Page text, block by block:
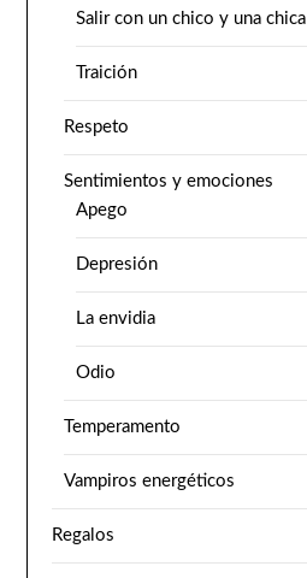
Salir con un chico y una chica
Traición
Respeto
Sentimientos y emociones
Apego
Depresión
La envidia
Odio
Temperamento
Vampiros energéticos
Regalos